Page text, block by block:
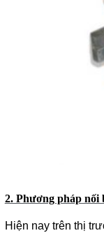
2. Phương pháp nối
Hiện nay trên thị